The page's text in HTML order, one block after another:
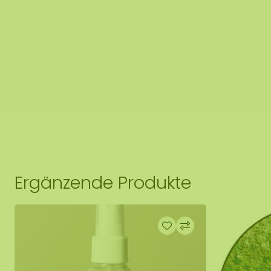
Die Mooszirkel werden auf Bestellung in Asten (NL)
Sie handgefertigt.
Sie haben die Möglichkeit, den Mooszirkel abzuholen:
1: Abholung an der Adresse Florapark 14 in Asten
Ergänzende Produkte